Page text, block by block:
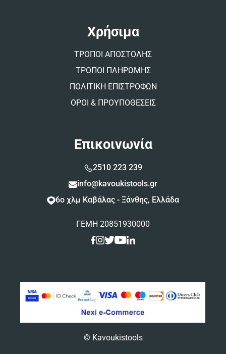
Χρήσιμα
ΤΡΟΠΟΙ ΑΠΟΣΤΟΛΗΣ
ΤΡΟΠΟΙ ΠΛΗΡΩΜΗΣ
ΠΟΛΙΤΙΚΗ ΕΠΙΣΤΡΟΦΩΝ
ΟΡΟΙ & ΠΡΟΥΠΟΘΕΣΕΙΣ
Επικοινωνία
2510 223 239
info@kavoukistools.gr
6ο χλμ Καβάλας - Ξάνθης, Ελλάδα
ΓΕΜΗ 20851930000
© Kavoukistools